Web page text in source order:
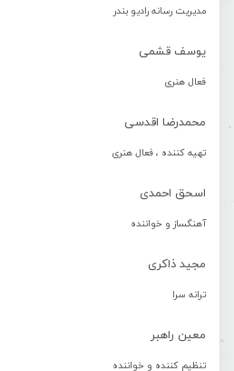
مدیریت رسانه رادیو بندر
یوسف قشمی
فعال هنری
محمدرضا اقدسی
تهیه کننده ، فعال هنری
اسحق احمدی
آهنگساز و خواننده
مجید ذاکری
ترانه سرا
معین راهبر
تنظیم کننده و خواننده